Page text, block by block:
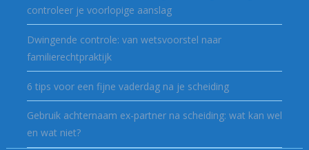
controleer je voorlopige aanslag
Dwingende controle: van wetsvoorstel naar
familierechtpraktijk
6 tips voor een fijne vaderdag na je scheiding
Gebruik achternaam ex-partner na scheiding: wat kan wel
en wat niet?